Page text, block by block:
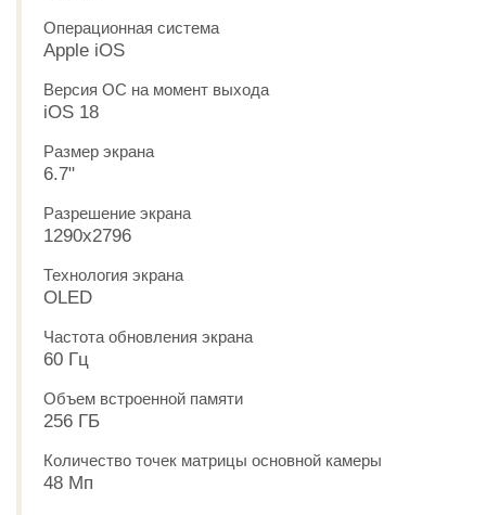
Операционная система
Apple iOS
Версия ОС на момент выхода
iOS 18
Размер экрана
6.7"
Разрешение экрана
1290x2796
Технология экрана
OLED
Частота обновления экрана
60 Гц
Объем встроенной памяти
256 ГБ
Количество точек матрицы основной камеры
48 Мп